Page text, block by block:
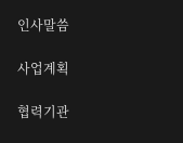
인사말씀
사업계획
협력기관